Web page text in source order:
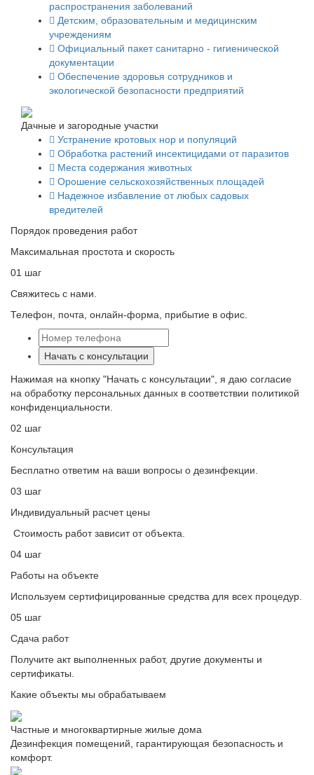
распространения заболеваний
Детским, образовательным и медицинским
учреждениям
Официальный пакет санитарно - гигиенической
документации
Обеспечение здоровья сотрудников и
экологической безопасности предприятий
Дачные и загородные участки
Устранение кротовых нор и популяций
Обработка растений инсектицидами от паразитов
Места содержания животных
Орошение сельскохозяйственных площадей
Надежное избавление от любых садовых
вредителей
Порядок проведения работ
Максимальная простота и скорость
01 шаг
Свяжитесь с нами.
Телефон, почта, онлайн-форма, прибытие в офис.
Начать с консультации
Нажимая на кнопку "Начать с консультации", я даю согласие
на обработку персональных данных в соответствии политикой
конфиденциальности.
02 шаг
Консультация
Бесплатно ответим на ваши вопросы о дезинфекции.
03 шаг
Индивидуальный расчет цены
Стоимость работ зависит от объекта.
04 шаг
Работы на объекте
Используем сертифицированные средства для всех процедур.
05 шаг
Сдача работ
Получите акт выполненных работ, другие документы и
сертификаты.
Какие объекты мы обрабатываем
Частные и многоквартирные жилые дома
Дезинфекция помещений, гарантирующая безопасность и
комфорт.